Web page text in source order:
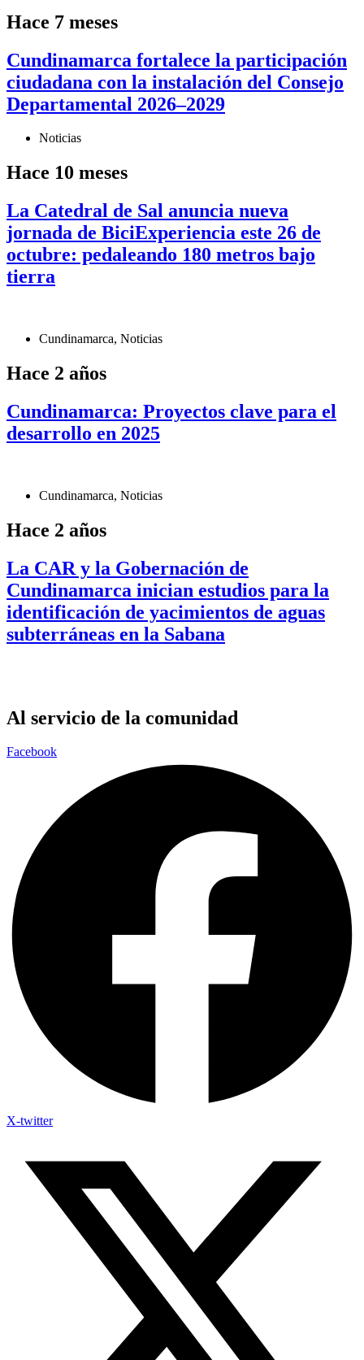
Hace 7 meses
Cundinamarca fortalece la participación
ciudadana con la instalación del Consejo
Departamental 2026–2029
Noticias
Hace 10 meses
La Catedral de Sal anuncia nueva
jornada de BiciExperiencia este 26 de
octubre: pedaleando 180 metros bajo
tierra
Cundinamarca, Noticias
Hace 2 años
Cundinamarca: Proyectos clave para el
desarrollo en 2025
Cundinamarca, Noticias
Hace 2 años
La CAR y la Gobernación de
Cundinamarca inician estudios para la
identificación de yacimientos de aguas
subterráneas en la Sabana
Al servicio de la comunidad
Facebook
X-twitter